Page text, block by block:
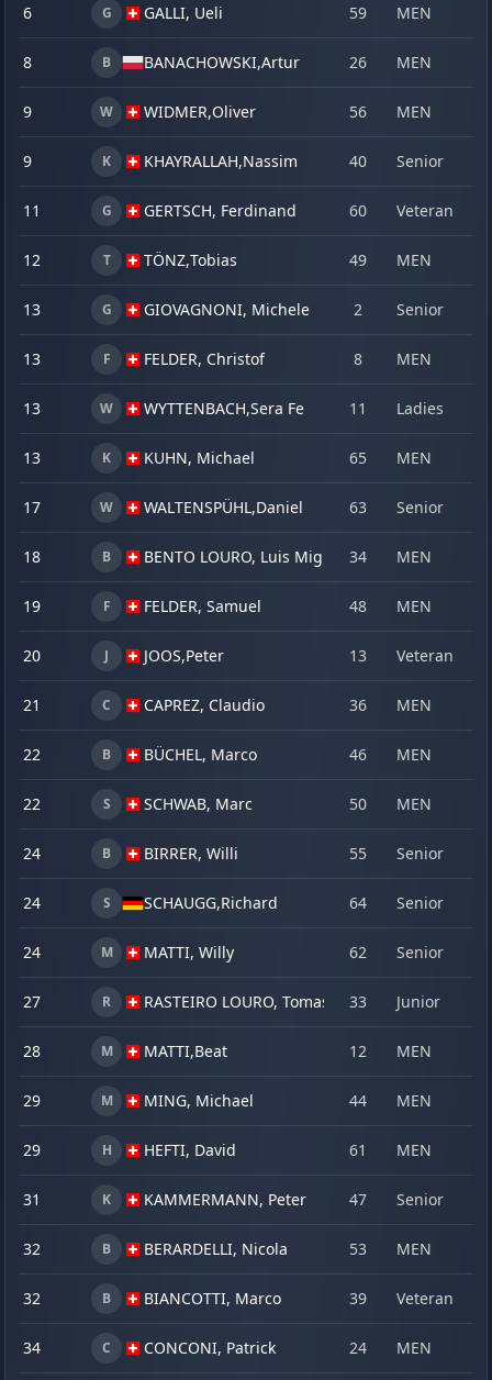
6 G GALLI, Ueli 59 MEN
8 B BANACHOWSKI,Artur 26 MEN
9 W WIDMER,Oliver 56 MEN
9 K KHAYRALLAH,Nassim 40 Senior
11 G GERTSCH, Ferdinand 60 Veteran
12 T TÖNZ,Tobias 49 MEN
13 G GIOVAGNONI, Michele 2 Senior
13 F FELDER, Christof 8 MEN
13 W WYTTENBACH,Sera Fe 11 Ladies
13 K KUHN, Michael 65 MEN
17 W WALTENSPÜHL,Daniel 63 Senior
18 B BENTO LOURO, Luis Miguel 34 MEN
19 F FELDER, Samuel 48 MEN
20 J JOOS,Peter 13 Veteran
21 C CAPREZ, Claudio 36 MEN
22 B BÜCHEL, Marco 46 MEN
22 S SCHWAB, Marc 50 MEN
24 B BIRRER, Willi 55 Senior
24 S SCHAUGG,Richard 64 Senior
24 M MATTI, Willy 62 Senior
27 R RASTEIRO LOURO, Tomas 33 Junior
28 M MATTI,Beat 12 MEN
29 M MING, Michael 44 MEN
29 H HEFTI, David 61 MEN
31 K KAMMERMANN, Peter 47 Senior
32 B BERARDELLI, Nicola 53 MEN
32 B BIANCOTTI, Marco 39 Veteran
34 C CONCONI, Patrick 24 MEN